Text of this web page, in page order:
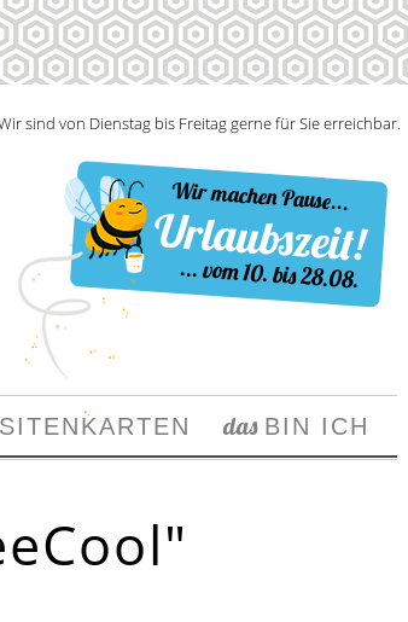
Wir machen Pause...
Urlaubszeit!
... vom 10. bis 28.08.
sind von Dienstag bis Freitag gerne für Sie erreichbar.
ITENKARTEN das BIN ICH